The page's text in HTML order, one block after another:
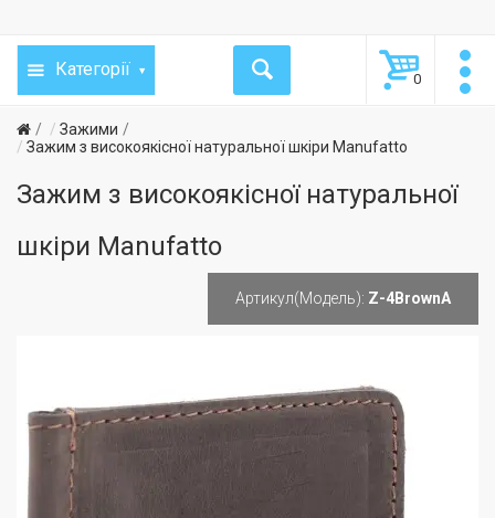
Категорії 0
Зажими
Зажим з високоякісної натуральної шкіри Manufatto
Зажим з високоякісної натуральної
шкіри Manufatto
Артикул(Модель): Z-4BrownA